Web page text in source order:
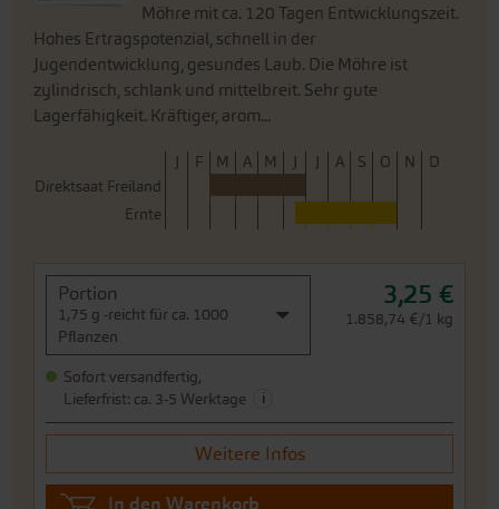
Möhre mit ca. 120 Tagen Entwicklungszeit.
Hohes Ertragspotenzial, schnell in der
Jugendentwicklung, gesundes Laub. Die Möhre ist
zylindrisch, schlank und mittelbreit. Sehr gute
Lagerfähigkeit. Kräftiger, arom...
J F M A M J J A S O N
D
Direktsaat Freiland
Ernte
Portion
1,75 g -reicht für ca. 1000
Pflanzen
3,25 €
1.858,74 €/1 kg
Sofort versandfertig,
Lieferfrist: ca. 3-5 Werktage
i
Weitere Infos
In den Warenkorb